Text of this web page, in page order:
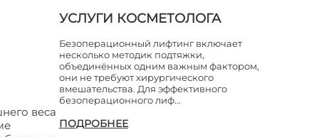
веса
УСЛУГИ КОСМЕТОЛОГА
Безоперационный лифтинг включает
несколько методик подтяжки,
объединённых одним важным фактором,
они не требуют хирургического
вмешательства. Для эффективного
безоперационного лиф…
ПОДРОБНЕЕ